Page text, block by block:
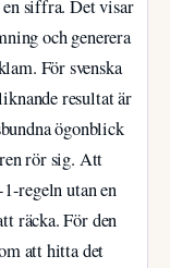
siffra. Det visar
och generera
För svenska
resultat är
ögonblick
rör sig. Att
regeln utan en
räcka. För den
att hitta det